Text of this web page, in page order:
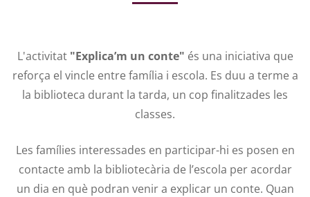
L'activitat "Explica’m un conte" és una iniciativa que
reforça el vincle entre família i escola. Es duu a terme a
la biblioteca durant la tarda, un cop finalitzades les
classes.
Les famílies interessades en participar-hi es posen en
contacte amb la bibliotecària de l’escola per acordar
un dia en què podran venir a explicar un conte. Quan